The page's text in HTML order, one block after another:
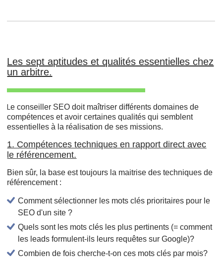
Les sept aptitudes et qualités essentielles chez
un arbitre.
Le conseiller SEO doit maîtriser différents domaines de
compétences et avoir certaines qualités qui semblent
essentielles à la réalisation de ses missions.
1. Compétences techniques en rapport direct avec
le référencement.
Bien sûr, la base est toujours la maitrise des techniques de
référencement :
Comment sélectionner les mots clés prioritaires pour le
SEO d'un site ?
Quels sont les mots clés les plus pertinents (= comment
les leads formulent-ils leurs requêtes sur Google)?
Combien de fois cherche-t-on ces mots clés par mois?